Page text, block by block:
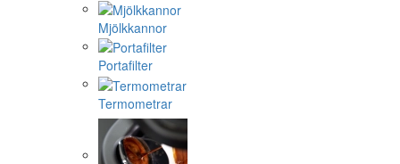
Mjölkkannor
Portafilter
Termometrar